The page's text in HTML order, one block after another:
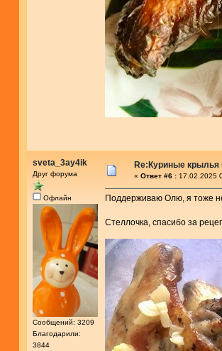
sveta_3ay4ik
Друг форума
Офлайн
Сообщений: 3209
Благодарили:
3844
Re:Куриные крылья
« Ответ #6 : 17.02.2025
Поддерживаю Олю, я тоже
Стеллочка, спасибо за